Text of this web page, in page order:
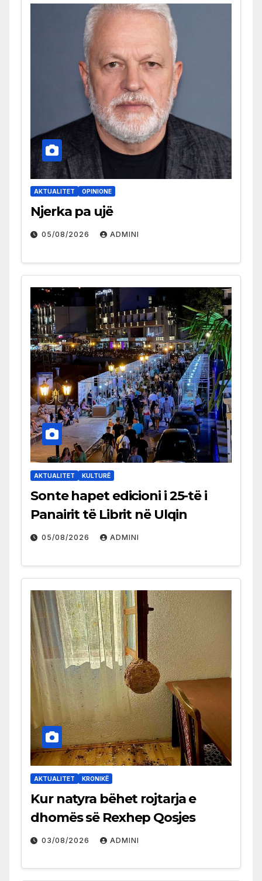
AKTUALITET OPINIONE
Njerka pa ujë
05/08/2026 ADMINI
AKTUALITET KULTURË
Sonte hapet edicioni i 25-të i
Panairit të Librit në Ulqin
05/08/2026 ADMINI
AKTUALITET KRONIKË
Kur natyra bëhet rojtarja e
dhomës së Rexhep Qosjes
03/08/2026 ADMINI